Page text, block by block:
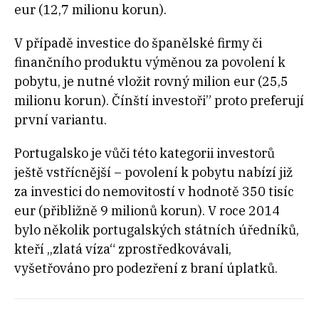
eur (12,7 milionu korun).
V případě investice do španělské firmy či
finančního produktu výměnou za povolení k
pobytu, je nutné vložit rovný milion eur (25,5
milionu korun). Čínští investoři” proto preferují
první variantu.
Portugalsko je vůči této kategorii investorů
ještě vstřícnější – povolení k pobytu nabízí již
za investici do nemovitostí v hodnotě 350 tisíc
eur (přibližně 9 milionů korun). V roce 2014
bylo několik portugalských státních úředníků,
kteří „zlatá víza“ zprostředkovávali,
vyšetřováno pro podezření z braní úplatků.